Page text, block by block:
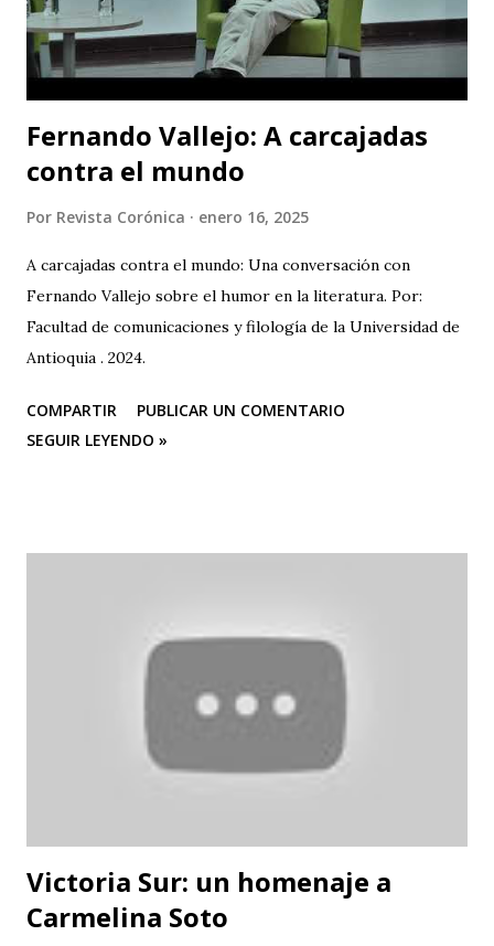
“necesarias” a mano de los actores del conflicto armado. El
teatro se erige como un lugar para reflexionar sobre lo...
Fernando Vallejo: A carcajadas
contra el mundo
Por Revista Corónica enero 16, 2025
A carcajadas contra el mundo: Una conversación con
Fernando Vallejo sobre el humor en la literatura. Por:
Facultad de comunicaciones y filología de la Universidad de
Antioquia . 2024.
COMPARTIR
PUBLICAR UN COMENTARIO
SEGUIR LEYENDO »
Victoria Sur: un homenaje a
Carmelina Soto